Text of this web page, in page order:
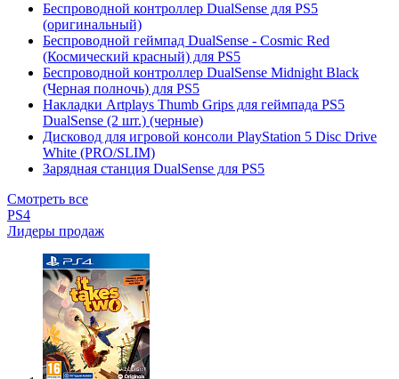
Беспроводной контроллер DualSense для PS5
(оригинальный)
Беспроводной геймпад DualSense - Cosmic Red
(Космический красный) для PS5
Беспроводной контроллер DualSense Midnight Black
(Черная полночь) для PS5
Накладки Artplays Thumb Grips для геймпада PS5
DualSense (2 шт.) (черные)
Дисковод для игровой консоли PlayStation 5 Disc Drive
White (PRO/SLIM)
Зарядная станция DualSense для PS5
Смотреть все
PS4
Лидеры продаж